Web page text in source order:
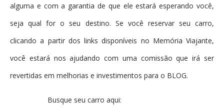
alguma e com a garantia de que ele estará esperando você,
seja qual for o seu destino. Se você reservar seu carro,
clicando a partir dos links disponíveis no Memória Viajante,
você estará nos ajudando com uma comissão que irá ser
revertidas em melhorias e investimentos para o BLOG.
Busque seu carro aqui: